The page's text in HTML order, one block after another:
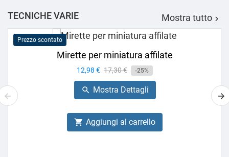
TECNICHE VARIE Mostra tutto 
Prezzo scontato
Mirette per miniatura affilate
Prezzo
12,98 € Prezzo
base
17,30 € -25%
 Mostra Dettagli
 Aggiungi al carrello